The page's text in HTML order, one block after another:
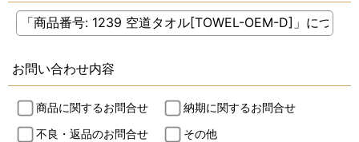
お問い合わせ内容
商品に関するお問合せ
納期に関するお問合せ
不良・返品のお問合せ
その他